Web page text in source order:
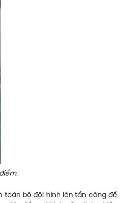
toàn bộ đội hình lên tấn công để